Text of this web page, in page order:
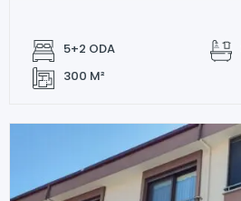
5+2 ODA
300 M²